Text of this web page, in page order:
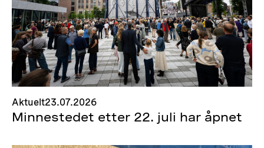
Aktuelt23.07.2026
Minnestedet etter 22. juli har åpnet